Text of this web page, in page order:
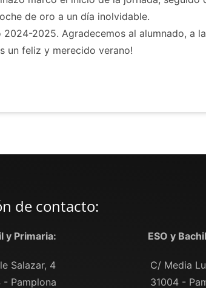
de oro a un día inolvidable.
2025. Agradecemos al alumnado, a
un feliz y merecido verano!
de contacto:
y Primaria:
Salazar, 4
- Pamplona
ESO y
C/ Media
31004 -